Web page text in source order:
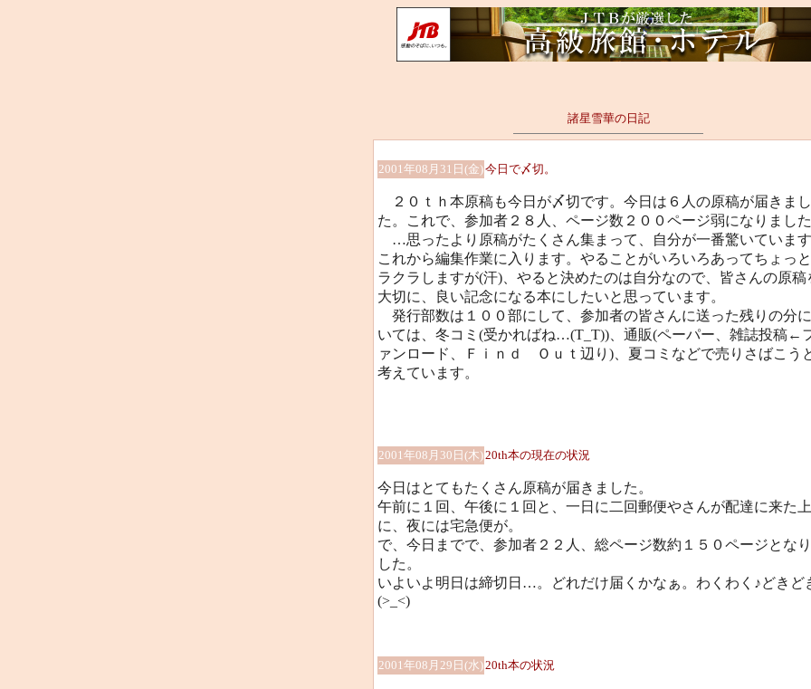
諸星雪華の日記
2001年08月31日(金)今日で〆切。
２０ｔｈ本原稿も今日が〆切です。今日は６人の原稿が届きまし
た。これで、参加者２８人、ページ数２００ページ弱になりました
…思ったより原稿がたくさん集まって、自分が一番驚いています
これから編集作業に入ります。やることがいろいろあってちょっ
ラクラしますが(汗)、やると決めたのは自分なので、皆さんの原稿
大切に、良い記念になる本にしたいと思っています。
発行部数は１００部にして、参加者の皆さんに送った残りの分
いては、冬コミ(受かればね…(T_T))、通販(ペーパー、雑誌投稿←
ァンロード、Ｆｉｎｄ Ｏｕｔ辺り)、夏コミなどで売りさばこう
考えています。
2001年08月30日(木)20th本の現在の状況
今日はとてもたくさん原稿が届きました。
午前に１回、午後に１回と、一日に二回郵便やさんが配達に来た上
に、夜には宅急便が。
で、今日までで、参加者２２人、総ページ数約１５０ページとなり
した。
いよいよ明日は締切日…。どれだけ届くかなぁ。わくわく♪どきど
(>_<)
2001年08月29日(水)20th本の状況